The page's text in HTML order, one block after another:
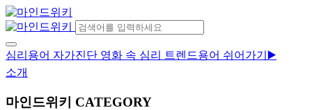
심리용어 자가진단 영화 속 심리 트렌드용어 쉬어가기▶️
소개
마인드위키 CATEGORY